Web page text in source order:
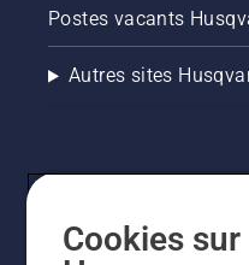
Postes vacants
Autres sites
Cookies